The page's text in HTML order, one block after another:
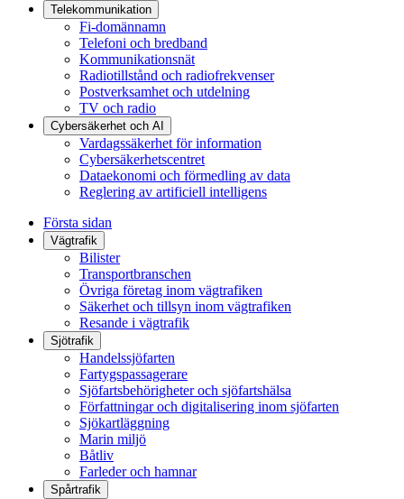
Telekommunikation
Fi-domännamn
Telefoni och bredband
Kommunikationsnät
Radiotillstånd och radiofrekvenser
Postverksamhet och utdelning
TV och radio
Cybersäkerhet och AI
Vardagssäkerhet för information
Cybersäkerhetscentret
Dataekonomi och förmedling av data
Reglering av artificiell intelligens
Första sidan
Vägtrafik
Bilister
Transportbranschen
Övriga företag inom vägtrafiken
Säkerhet och tillsyn inom vägtrafiken
Resande i vägtrafik
Sjötrafik
Handelssjöfarten
Fartygspassagerare
Sjöfartsbehörigheter och sjöfartshälsa
Författningar och digitalisering inom sjöfarten
Sjökartläggning
Marin miljö
Båtliv
Farleder och hamnar
Spårtrafik